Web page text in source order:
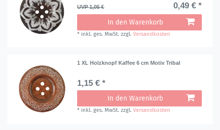
UVP 1,05 € 0,49 € *
In den Warenkorb
* inkl. ges. MwSt. zzgl.Versandkosten
1 XL Holzknopf Kaffee 6 cm Motiv Tribal
1,15 € *
In den Warenkorb
* inkl. ges. MwSt. zzgl.Versandkosten